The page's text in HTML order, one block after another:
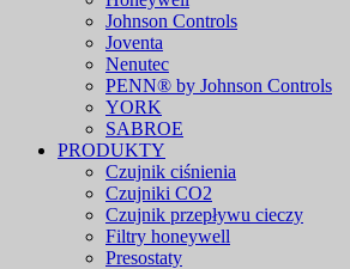
Johnson Controls
Joventa
Nenutec
PENN® by Johnson Controls
YORK
SABROE
PRODUKTY
Czujnik ciśnienia
Czujniki CO2
Czujnik przepływu cieczy
Filtry honeywell
Presostaty